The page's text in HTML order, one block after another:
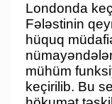
Londonda
Fələstinin
hüquq
mühüm
keçirilib. Bu